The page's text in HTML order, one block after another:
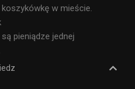
w mieście.
pieniądze jednej